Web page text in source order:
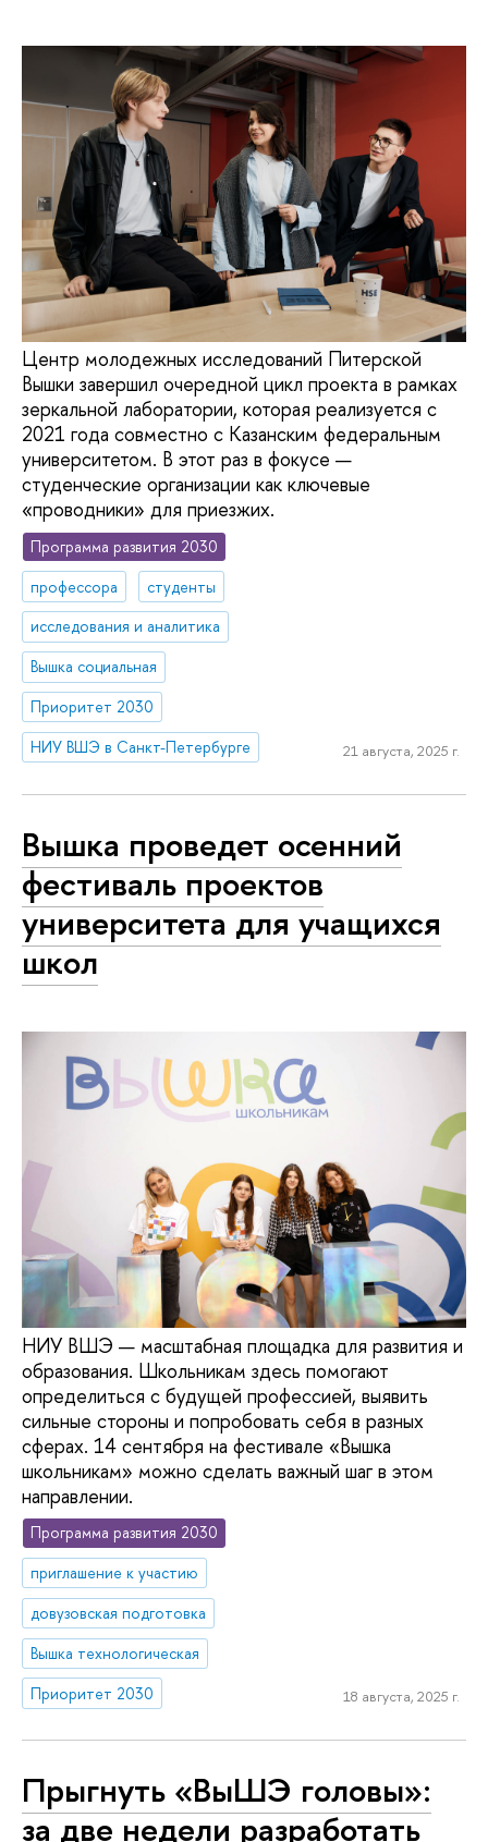
Центр молодежных исследований Питерской
Вышки завершил очередной цикл проекта в рамках
зеркальной лаборатории, которая реализуется с
2021 года совместно с Казанским федеральным
университетом. В этот раз в фокусе —
студенческие организации как ключевые
«проводники» для приезжих.
Программа развития 2030
профессора
студенты
исследования и аналитика
Вышка социальная
Приоритет 2030
НИУ ВШЭ в Санкт-Петербурге
21 августа, 2025 г.
Вышка проведет осенний
фестиваль проектов
университета для учащихся
школ
НИУ ВШЭ — масштабная площадка для развития и
образования. Школьникам здесь помогают
определиться с будущей профессией, выявить
сильные стороны и попробовать себя в разных
сферах. 14 сентября на фестивале «Вышка
школьникам» можно сделать важный шаг в этом
направлении.
Программа развития 2030
приглашение к участию
довузовская подготовка
Вышка технологическая
Приоритет 2030
18 августа, 2025 г.
Прыгнуть «ВыШЭ головы»:
за две недели разработать